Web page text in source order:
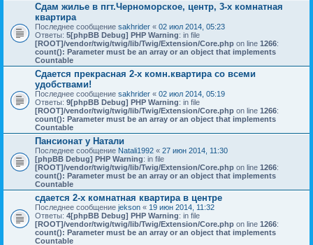
Сдам жилье в пгт.Черноморское, центр, 3-х комнатная
квартира
Последнее сообщение sakhrider « 02 июл 2014, 05:23
Ответы: 5[phpBB Debug] PHP Warning: in file
[ROOT]/vendor/twig/twig/lib/Twig/Extension/Core.php on line 1266:
count(): Parameter must be an array or an object that implements
Countable
Сдается прекрасная 2-х комн.квартира со всеми
удобствами!
Последнее сообщение sakhrider « 02 июл 2014, 05:19
Ответы: 9[phpBB Debug] PHP Warning: in file
[ROOT]/vendor/twig/twig/lib/Twig/Extension/Core.php on line 1266:
count(): Parameter must be an array or an object that implements
Countable
Пансионат у Натали
Последнее сообщение Natali1992 « 27 июн 2014, 11:30
[phpBB Debug] PHP Warning: in file
[ROOT]/vendor/twig/twig/lib/Twig/Extension/Core.php on line 1266:
count(): Parameter must be an array or an object that implements
Countable
сдается 2-х комнатная квартира в центре
Последнее сообщение jekson « 19 июн 2014, 11:32
Ответы: 4[phpBB Debug] PHP Warning: in file
[ROOT]/vendor/twig/twig/lib/Twig/Extension/Core.php on line 1266:
count(): Parameter must be an array or an object that implements
Countable